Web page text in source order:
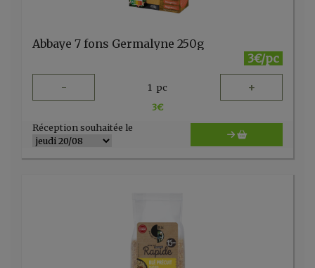
Abbaye 7 fons Germalyne 250g
3€/pc
- 1 pc +
3€
Réception souhaitée le